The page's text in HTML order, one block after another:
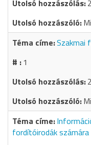
Szakmai
1
fordítóirodák számára